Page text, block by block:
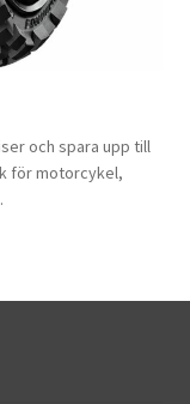
och spara upp till
för motorcykel,